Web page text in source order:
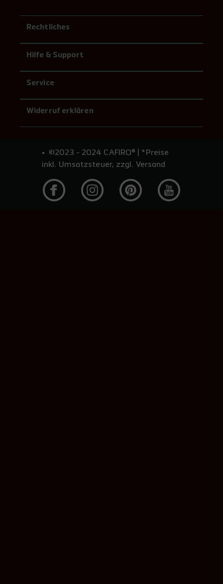
Rechtliches
Hilfe & Support
Service
Widerruf erklären
©2023 - 2024 CAFIRO® | *Preise
inkl. Umsatzsteuer, zzgl. Versand